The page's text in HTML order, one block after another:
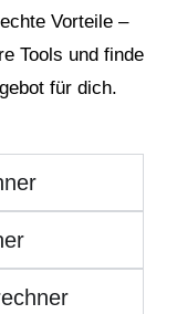
Vorteile –
Tools und finde
für dich.